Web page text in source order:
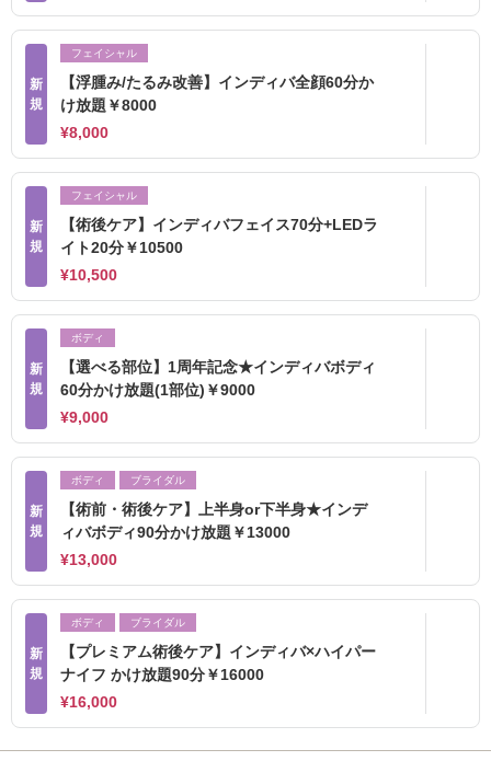
新
規
フェイシャル
【浮腫み/たるみ改善】インディバ全顔60分か
け放題￥8000
¥8,000
新
規
フェイシャル
【術後ケア】インディバフェイス70分+LEDラ
イト20分￥10500
¥10,500
新
規
ボディ
【選べる部位】1周年記念★インディバボディ
60分かけ放題(1部位)￥9000
¥9,000
新
規
ボディ ブライダル
【術前・術後ケア】上半身or下半身★インデ
ィバボディ90分かけ放題￥13000
¥13,000
新
規
ボディ ブライダル
【プレミアム術後ケア】インディバ×ハイパー
ナイフ かけ放題90分￥16000
¥16,000